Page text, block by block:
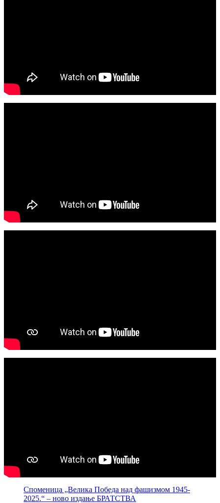
Споменица „Велика Победа над фашизмом 1945-
2025.“ – ново издање БРАТСТВА